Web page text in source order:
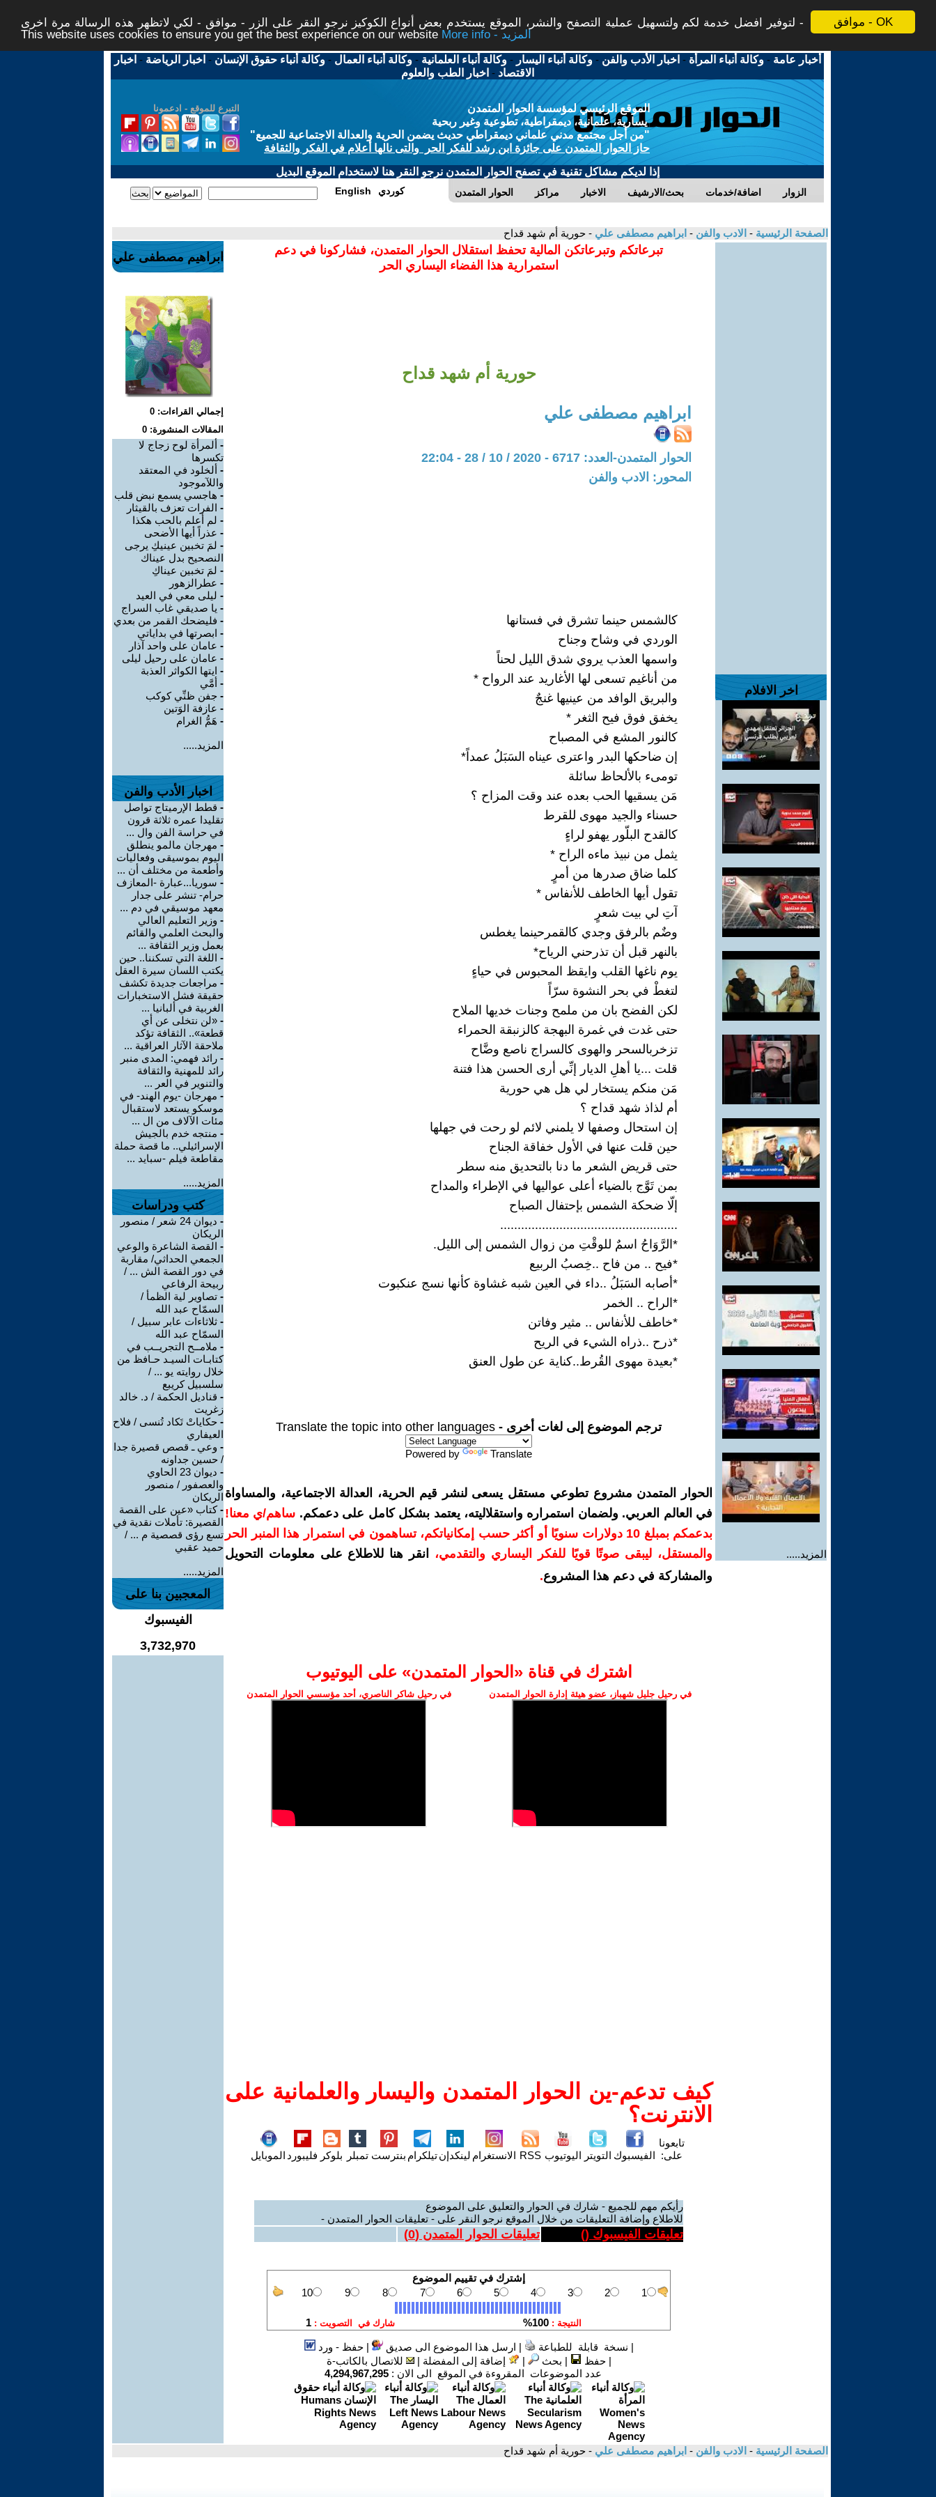
موافق - OK
لتوفير افضل خدمة لكم ولتسهيل عملية التصفح والنشر، الموقع يستخدم بعض أنواع الكوكيز نرجو النقر على الزر - موافق - لكي لاتظهر هذه الرسالة مرة اخرى -
This website uses cookies to ensure you get the best experience on our website
More info - المزيد
أخبار عامة -وكالة أنباء المرأة - اخبار الأدب والفن -وكالة أنباء اليسار -وكالة أنباء العلمانية -وكالة أنباء العمال -وكالة أنباء حقوق الإنسان - اخبار الرياضة - اخبار
الاقتصاد - اخبار الطب والعلوم
التبرع للموقع - ادعمونا
الموقع الرئيسي لمؤسسة الحوار المتمدن
يسارية، علمانية، ديمقراطية، تطوعية وغير ربحية
"من أجل مجتمع مدني علماني ديمقراطي حديث يضمن الحرية والعدالة الاجتماعية للجميع"
حاز الحوار المتمدن على جائزة ابن رشد للفكر الحر والتى نالها أعلام في الفكر والثقافة
إذا لديكم مشاكل تقنية في تصفح الحوار المتمدن نرجو النقر هنا لاستخدام الموقع البديل
الحوار المتمدن مراكز الاخبار بحث/الارشيف اضافة/خدمات الزوار English كوردي
الصفحة الرئيسية - الادب والفن - ابراهيم مصطفى علي - حورية أم شهد قداح
اخر الافلام
المزيد.....
تبرعاتكم وتبرعاتكن المالية تحفظ استقلال الحوار المتمدن، فشاركونا في دعم
استمرارية هذا الفضاء اليساري الحر
حورية أم شهد قداح
ابراهيم مصطفى علي
الحوار المتمدن-العدد: 6717 - 2020 / 10 / 28 - 22:04
المحور: الادب والفن
كالشمس حينما تشرق في فستانها
الوردي في وشاح وجناح
واسمها العذب يروي شدق الليل لحناً
من أناغيم تسعى لها الأغاريد عند الرواح *
والبريق الوافد من عينيها غنجٌ
يخفق فوق فيح الثغر *
كالنور المشع في المصباح
إن ضاحكها البدر واعترى عيناه السَبَلُ عمداً*
تومىء بالألحاظ سائلة
مَن يسقيها الحب بعده عند وقت المزاح ؟
حسناء والجيد مهوى للقرط
كالقدح البلّور يهفو لراءٍ
يثمل من نبيذ ماءه الراح *
كلما ضاق صدرها من أمرٍ
تقول أيها الخاطف للأنفاس *
آتِ لي بيت شعرٍ
وضٌم بالرفق وجدي كالقمرحينما يغطس
بالنهر قبل أن تذرحني الرياح*
يوم ناغها القلب وايقظ المحبوس في حياءٍ
لتغطْ في بحر النشوة سرّاً
لكن الفضح بان من ملمح وجنات خديها الملاح
حتى غدت في غمرة البهجة كالزنبقة الحمراء
تزخربالسحر والهوى كالسراج ناصع وضَّاح
قلت ...يا أهلِ الديار إنِّي أرى الحسن هذا فتنة
مَن منكم يستخار لي هل هي حورية
أم لذاذ شهد قداح ؟
إن استحال وصفها لا يلمني لائم لو رحت في جهلها
حين قلت عنها في الأول خفاقة الجناح
حتى قريض الشعر ما دنا بالتحديق منه سطر
بمن تَوَّج بالضياء أعلى عواليها في الإطراء والمداح
إلّا ضحكة الشمس بإحتفال الصباح
...................................................
*الرَّوَاحُ اسمٌ للوقْتِ من زوال الشمس إلى الليل.
*فيح .. من فاح ..خِصبُ الربيع
*أصابه السَبَلُ ..داء في العين شبه غشاوة كأنها نسج عنكبوت
*الراح .. الخمر
*خاطف للأنفاس .. مثير وفاتن
*ذرح ..ذراه الشيء في الريح
*بعيدة مهوى القُرط..كناية عن طول العنق
ترجم الموضوع إلى لغات أخرى - Translate the topic into other languages
Powered by Translate
الحوار المتمدن مشروع تطوعي مستقل يسعى لنشر قيم الحرية، العدالة الاجتماعية، والمساواة
في العالم العربي. ولضمان استمراره واستقلاليته، يعتمد بشكل كامل على دعمكم. ساهم/ي معنا!
بدعمكم بمبلغ 10 دولارات سنويًا أو أكثر حسب إمكانياتكم، تساهمون في استمرار هذا المنبر الحر
والمستقل، ليبقى صوتًا قويًا للفكر اليساري والتقدمي،
انقر هنا للاطلاع على معلومات التحويل
والمشاركة في دعم هذا المشروع.
اشترك في قناة ‫«الحوار المتمدن» على اليوتيوب
في رحيل جليل شهباز، عضو هيئة إدارة الحوار المتمدن في رحيل شاكر الناصري، أحد مؤسسي الحوار المتمدن
كيف تدعم-ين الحوار المتمدن واليسار والعلمانية على
الانترنت؟
تابعونا
على: الفيسبوك التويتر اليوتيوب RSS الانستغرام لينكدإنتيلكرام بنترست تمبلر بلوكر فليبورد الموبايل
رأيكم مهم للجميع - شارك في الحوار والتعليق على الموضوع
للاطلاع وإضافة التعليقات من خلال الموقع نرجو النقر على - تعليقات الحوار المتمدن -
تعليقات الفيسبوك () تعليقات الحوار المتمدن (0
)
| نسخة قابلة للطباعة | ارسل هذا الموضوع الى صديق |حفظ - ورد
|حفظ | بحث | إضافة إلى المفضلة |
للاتصال بالكاتب-ة
عدد الموضوعات المقروءة في الموقع الى الان : 4,294,967,295
ابراهيم مصطفى علي
إجمالي القراءات: 0
المقالات المنشورة: 0
- ألمرأة لوح زجاج لا
تكسرها
- ألخلود في المعتقد
واللآموجود
- هاجسي يسمع نبض قلب
- الفرات تعزف بالقيثار
- لم أعلم بالحب هكذا
- عذراً أيها الأضحى
- لمَ تخبين عينيكِ يرجى
النصحيح بدل عيناك
- لمَ تخبين عيناكِ
- عطرالزهور
- ليلى معي في العيد
- يا صديقي غاب السراج
- فليضحك القمر من بعدي
- ابصرتها في بداياتي
- عامان على واحد آذار
- عامان على رحيل ليلى
- ايتها الكواثر العذبة
- أمَّي
- جفن ظنِّي كوكب
- عازفة الوَتين
- هَمُّ الغرام
المزيد.....
اخبار الأدب والفن
- قطط الإرميتاج تواصل
تقليدا عمره ثلاثة قرون
في حراسة الفن وال ...
- مهرجان مالمو ينطلق
اليوم بموسيقى وفعاليات
وأطعمة من مختلف أن ...
- سوريا...عبارة -المعازف
حرام- تنشر على جدار
معهد موسيقي في دم ...
- وزير التعليم العالي
والبحث العلمي والقائم
بعمل وزير الثقافة ...
- اللغة التي تسكننا.. حين
يكتب اللسان سيرة العقل
- مراجعات جديدة تكشف
حقيقة فشل الاستخبارات
الغربية في ألبانيا ...
- «لن نتخلى عن أي
قطعة».. الثقافة تؤكد
ملاحقة الآثار العراقية ...
- رائد فهمي: المدى منبر
رائد للمهنية والثقافة
والتنوير في العر ...
- مهرجان -يوم الهند- في
موسكو يستعد لاستقبال
مئات الآلاف من ال ...
- منتجه خدم بالجيش
الإسرائيلي.. ما قصة حملة
مقاطعة فيلم -سبايد ...
المزيد.....
كتب ودراسات
-
ديوان 24 شعر / منصور
الريكان
- القصة الشاعرة والوعي
الجمعي الحداثي/ مقاربة
في دور القصة الش ... /
ربيحة الرفاعي
- تصاوير لية الظمأ /
السمّاح عبد الله
- ثلاثاءات عابر سبيل /
السمّاح عبد الله
- ملامــح التجريــب في
كتابـات السيـد حـافظ من
خلال روايته يو ... /
سلسبيل كريبع
- قناديل الحكمة / د. خالد
زغريت
- حكاياتْ تَكاد تُنسى / فلاح
العيفاري
- وعي ـ قصص قصيرة جدا
/ حسين جداونه
-
ديوان 23 الحاوي
والعصفور / منصور
الريكان
-كتاب «عين على القصة
القصيرة: تأملات نقدية في
تسع رؤى قصصية م ... /
حميد عقبي
المزيد.....
المعجبين بنا على
الفيسبوك
3,732,970
الصفحة الرئيسية - الادب والفن - ابراهيم مصطفى علي - حورية أم شهد قداح